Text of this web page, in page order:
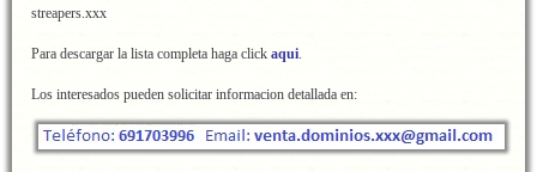
streapers.xxx
Para descargar la lista completa haga click aqui.
Los interesados pueden solicitar informacion detallada en: